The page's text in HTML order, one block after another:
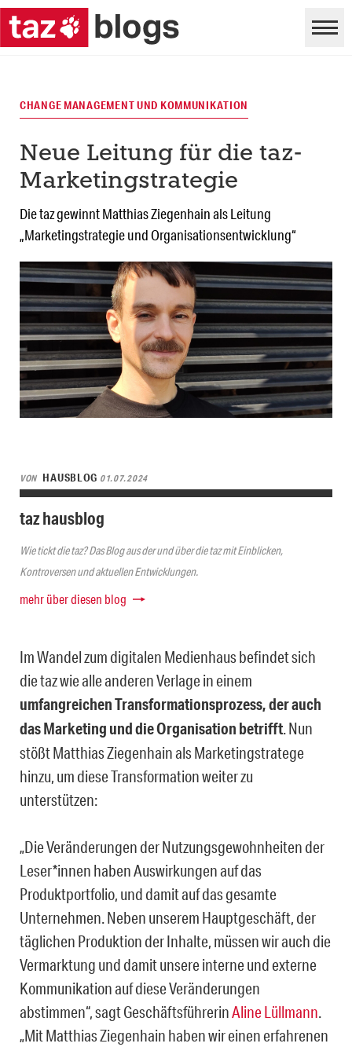
CHANGE MANAGEMENT UND KOMMUNIKATION
Neue Leitung für die taz-
Marketingstrategie
Die taz gewinnt Matthias Ziegenhain als Leitung
„Marketingstrategie und Organisationsentwicklung“
VON HAUSBLOG 01.07.2024
taz hausblog
Wie tickt die taz? Das Blog aus der und über die taz mit Einblicken,
Kontroversen und aktuellen Entwicklungen.
mehr über diesen blog
Im Wandel zum digitalen Medienhaus befindet sich
die taz wie alle anderen Verlage in einem
umfangreichen Transformationsprozess, der auch
das Marketing und die Organisation betrifft. Nun
stößt Matthias Ziegenhain als Marketingstratege
hinzu, um diese Transformation weiter zu
unterstützen:
„Die Veränderungen der Nutzungsgewohnheiten der
Leser*innen haben Auswirkungen auf das
Produktportfolio, und damit auf das gesamte
Unternehmen. Neben unserem Hauptgeschäft, der
täglichen Produktion der Inhalte, müssen wir auch die
Vermarktung und damit unsere interne und externe
Kommunikation auf diese Veränderungen
abstimmen“, sagt GeschäftsführerinAline Lüllmann.
„Mit Matthias Ziegenhain haben wir einen erfahrenen